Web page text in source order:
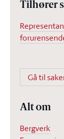
Tilhører
Gå til
Alt om
Bergverk